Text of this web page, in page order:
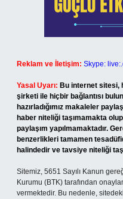
Reklam ve İletişim: Skype:
Yasal Uyarı: Bu internet sitesi,
şirketi ile hiçbir bağlantısı
hazırladığımız makaleler
haber niteliği taşımamakta
paylaşım yapılmamaktadır.
benzerlikleri tamamen
halindedir ve tavsiye niteliği
Sitemiz, 5651 Sayılı Kanun
Kurumu (BTK) tarafından
vermektedir. Bu nedenle,